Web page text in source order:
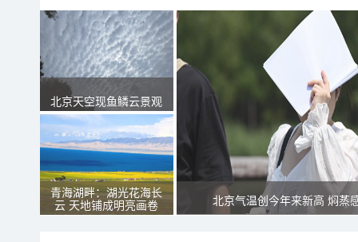
北京天空现鱼鳞云景观
青海湖畔：湖光花海长
云 天地铺成明亮画卷
北京气温创今年来新高 焖蒸